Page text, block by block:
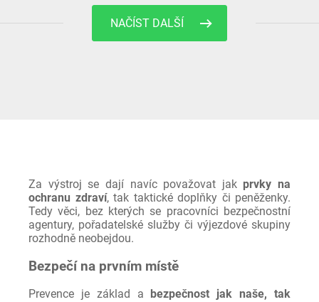
NAČÍST DALŠÍ
Za výstroj se dají navíc považovat jakprvky na
ochranu zdraví, tak taktické doplňky či peněženky.
Tedy věci, bez kterých se pracovníci bezpečnostní
agentury, pořadatelské služby či výjezdové skupiny
rozhodně neobejdou.
Bezpečí na prvním místě
Prevence je základ a
bezpečnost jak naše, tak